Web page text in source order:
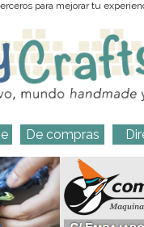
para mejorar tu
De compras